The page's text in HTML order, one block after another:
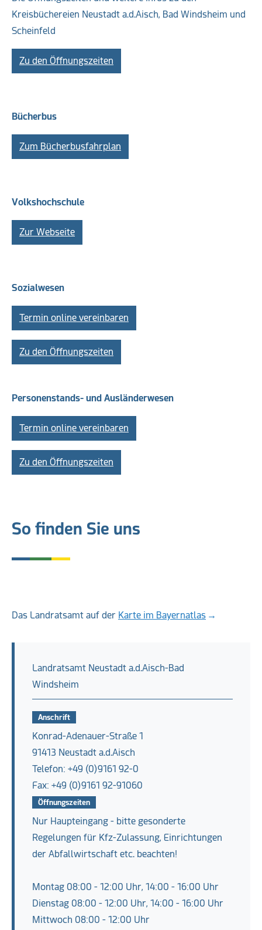
Kreisbüchereien Neustadt a.d.Aisch, Bad Windsheim und
Scheinfeld
Zu den Öffnungszeiten
Bücherbus
Zum Bücherbusfahrplan
Volkshochschule
Zur Webseite
Sozialwesen
Termin online vereinbaren
Zu den Öffnungszeiten
Personenstands- und Ausländerwesen
Termin online vereinbaren
Zu den Öffnungszeiten
So finden Sie uns
Das Landratsamt auf der Karte im Bayernatlas
Landratsamt Neustadt a.d.Aisch-Bad
Windsheim
Anschrift
Konrad-Adenauer-Straße 1
91413 Neustadt a.d.Aisch
Telefon: +49 (0)9161 92-0
Fax: +49 (0)9161 92-91060
Öffnungszeiten
Nur Haupteingang - bitte gesonderte
Regelungen für Kfz-Zulassung, Einrichtungen
der Abfallwirtschaft etc. beachten!
Montag 08:00 - 12:00 Uhr, 14:00 - 16:00 Uhr
Dienstag 08:00 - 12:00 Uhr, 14:00 - 16:00 Uhr
Mittwoch 08:00 - 12:00 Uhr